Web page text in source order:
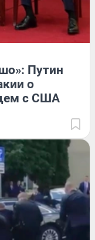
Путин
о
с США